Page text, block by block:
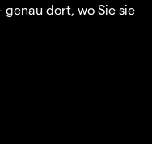
dort, wo Sie sie